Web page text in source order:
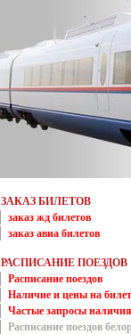
ЗАКАЗ БИЛЕТОВ
заказ жд билетов
заказ авиа билетов
РАСПИСАНИЕ ПОЕЗДОВ
Расписание поездов
Наличие и цены на
Частые запросы
Расписание поездов